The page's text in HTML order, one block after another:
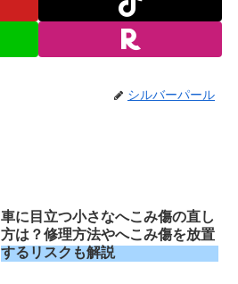
シルバーパール
車に目立つ小さなへこみ傷の直し
方は？修理方法やへこみ傷を放置
するリスクも解説